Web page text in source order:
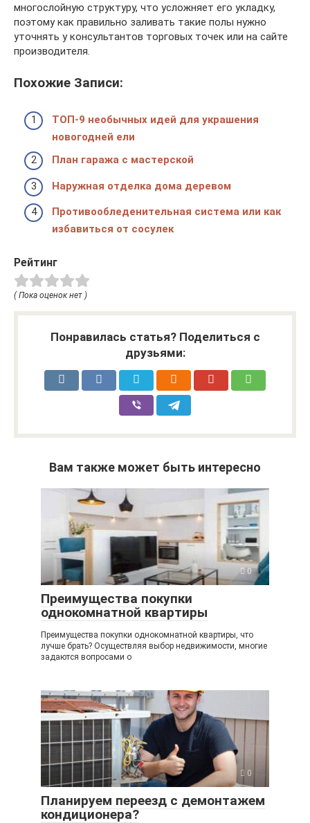
многослойную структуру, что усложняет его укладку,
поэтому как правильно заливать такие полы нужно
уточнять у консультантов торговых точек или на сайте
производителя.
Похожие Записи:
ТОП-9 необычных идей для украшения
новогодней ели
План гаража с мастерской
Наружная отделка дома деревом
Противообледенительная система или как
избавиться от сосулек
Рейтинг
( Пока оценок нет )
Понравилась статья? Поделиться с
друзьями:
Вам также может быть интересно
0
Преимущества покупки
однокомнатной квартиры
Преимущества покупки однокомнатной квартиры, что
лучше брать? Осуществляя выбор недвижимости, многие
задаются вопросами о
0
Планируем переезд с демонтажем
кондиционера?